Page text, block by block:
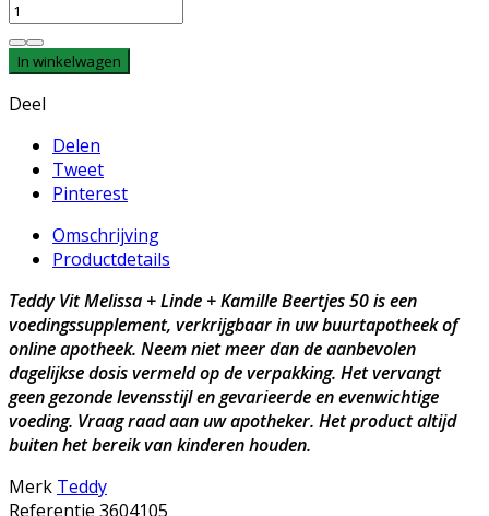
In winkelwagen
Deel
Delen
Tweet
Pinterest
Omschrijving
Productdetails
Teddy Vit Melissa + Linde + Kamille Beertjes 50 is een
voedingssupplement, verkrijgbaar in uw buurtapotheek of
online apotheek. Neem niet meer dan de aanbevolen
dagelijkse dosis vermeld op de verpakking. Het vervangt
geen gezonde levensstijl en gevarieerde en evenwichtige
voeding. Vraag raad aan uw apotheker. Het product altijd
buiten het bereik van kinderen houden.
Merk Teddy
Referentie 3604105